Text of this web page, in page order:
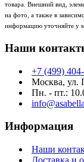
товара. Внешний вид,
на фото, а также в
информацию уточняйте у
Наши
+7 (499)
Москва, ул.
Пн. - пт.:
Информация
Наши